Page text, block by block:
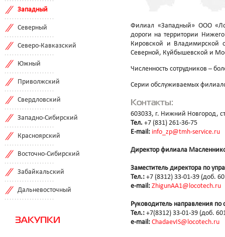
Западный
Северный
Северо-Кавказский
Южный
Приволжский
Свердловский
Западно-Сибирский
Красноярский
Восточно-Сибирский
Забайкальский
Дальневосточный
ЗАКУПКИ
Филиал «Западный» ООО
дороги на территории
Кировской и Владимирской
Северной, Куйбышевской и
Численность сотрудников –
Серии обслуживаемых
Контакты:
603033, г. Нижний Новгород,
Тел. +7 (831) 261-36-75
E-mail: info_zp@tmh-service.ru
Директор филиала
Заместитель директора по
Тел.: +7 (8312) 33-01-39 (доб.
e-mail: ZhigunAA1@locotech.ru
Руководитель направления
Тел.: +7(8312) 33-01-39 (доб.
e-mail: ChadaevIS@locotech.ru